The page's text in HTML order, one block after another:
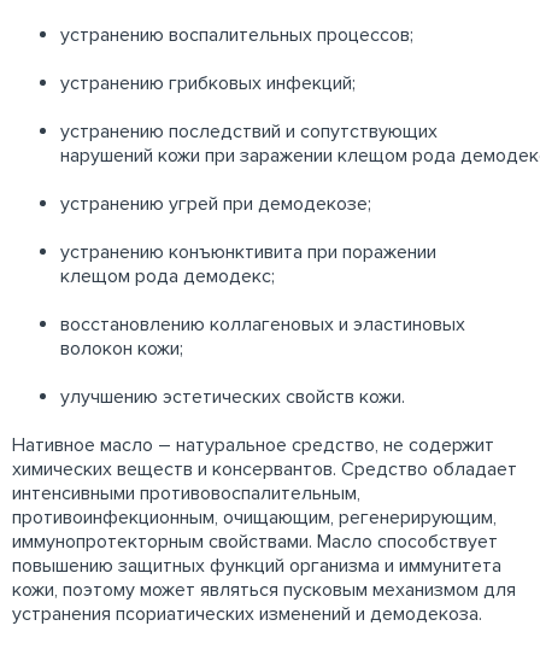
устранению воспалительных процессов;
устранению грибковых инфекций;
устранению последствий и сопутствующих
нарушений кожи при заражении клещом рода
устранению угрей при демодекозе;
устранению конъюнктивита при поражении
клещом рода демодекс;
восстановлению коллагеновых и эластиновых
волокон кожи;
улучшению эстетических свойств кожи.
Нативное масло – натуральное средство, не содержит
химических веществ и консервантов. Средство обладает
интенсивными противовоспалительным,
противоинфекционным, очищающим, регенерирующим,
иммунопротекторным свойствами. Масло способствует
повышению защитных функций организма и иммунитета
кожи, поэтому может являться пусковым механизмом для
устранения псориатических изменений и демодекоза.